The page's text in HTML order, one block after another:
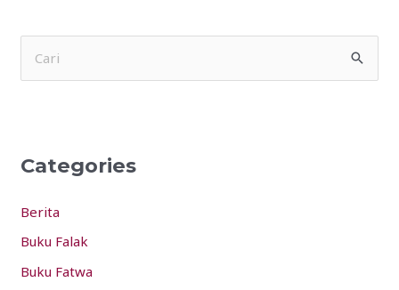
c
f
o
r
Categories
Berita
Buku Falak
Buku Fatwa